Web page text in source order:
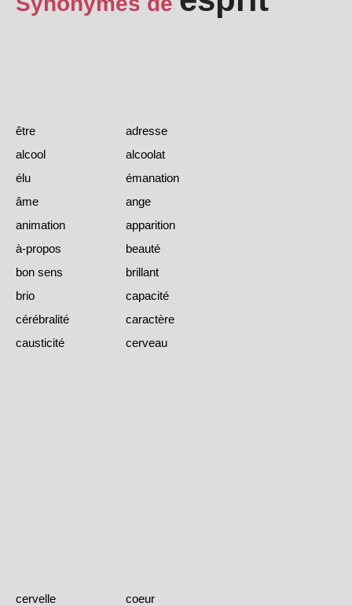
être
adresse
alcool
alcoolat
élu
émanation
âme
ange
animation
apparition
à-propos
beauté
bon sens
brillant
brio
capacité
cérébralité
caractère
causticité
cerveau
cervelle
coeur